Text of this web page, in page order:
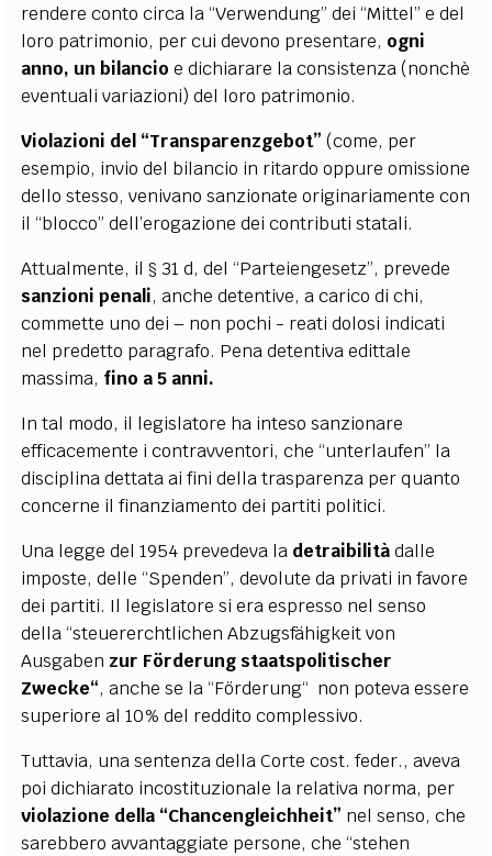
rendere conto circa la “Verwendung” dei “Mittel” e del
loro patrimonio, per cui devono presentare, ogni
anno, un bilancio e dichiarare la consistenza (nonchè
eventuali variazioni) del loro patrimonio.
Violazioni del “Transparenzgebot”(come, per
esempio, invio del bilancio in ritardo oppure omissione
dello stesso, venivano sanzionate originariamente con
il “blocco” dell’erogazione dei contributi statali.
Attualmente, il § 31 d, del “Parteiengesetz”, prevede
sanzioni penali, anche detentive, a carico di chi,
commette uno dei – non pochi - reati dolosi indicati
nel predetto paragrafo. Pena detentiva edittale
massima, fino a 5 anni.
In tal modo, il legislatore ha inteso sanzionare
efficacemente i contravventori, che “unterlaufen” la
disciplina dettata ai fini della trasparenza per quanto
concerne il finanziamento dei partiti politici.
Una legge del 1954 prevedeva la detraibilitàdalle
imposte, delle “Spenden”, devolute da privati in favore
dei partiti. Il legislatore si era espresso nel senso
della “steuererchtlichen Abzugsfähigkeit von
Ausgaben zur Förderung staatspolitischer
Zwecke“, anche se la “Förderung“ non poteva essere
superiore al 10% del reddito complessivo.
Tuttavia, una sentenza della Corte cost. feder., aveva
poi dichiarato incostituzionale la relativa norma, per
violazione della “Chancengleichheit” nel senso, che
sarebbero avvantaggiate persone, che “stehen